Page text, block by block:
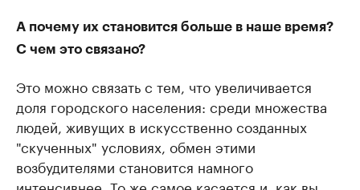
А почему их становится больше в наше время?
С чем это связано?
Это можно связать с тем, что увеличивается
доля городского населения: среди множества
людей, живущих в искусственно созданных
"скученных" условиях, обмен этими
возбудителями становится намного